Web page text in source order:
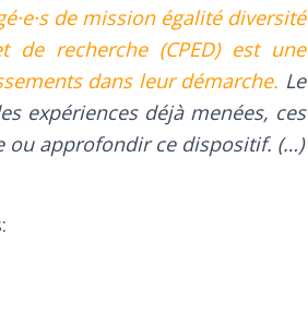
de mission égalité diversité
de recherche (CPED) est une
dans leur démarche. Le
expériences déjà menées, ces
ou approfondir ce dispositif. (…)